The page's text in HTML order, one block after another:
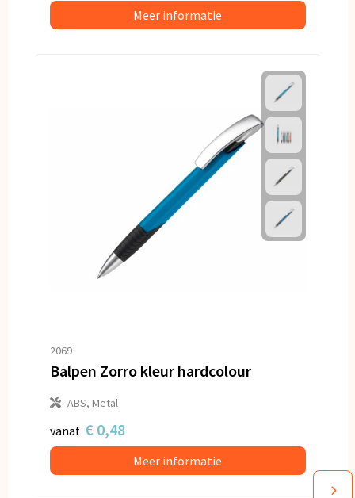
Meer informatie
2069
Balpen Zorro kleur hardcolour
ABS, Metal
vanaf € 0,48
Meer informatie